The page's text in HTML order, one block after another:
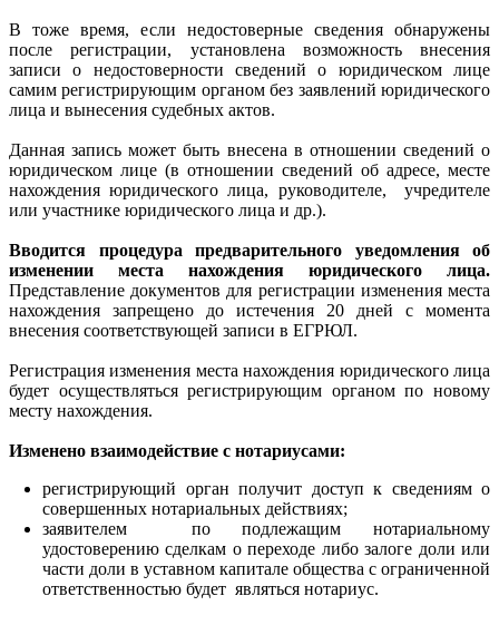
В тоже время, если недостоверные сведения обнаружены
после регистрации, установлена возможность внесения
записи о недостоверности сведений о юридическом лице
самим регистрирующим органом без заявлений юридического
лица и вынесения судебных актов.
Данная запись может быть внесена в отношении сведений о
юридическом лице (в отношении сведений об адресе, месте
нахождения юридического лица, руководителе, учредителе
или участнике юридического лица и др.).
Вводится процедура предварительного уведомления об
изменении места нахождения юридического лица.
Представление документов для регистрации изменения места
нахождения запрещено до истечения 20 дней с момента
внесения соответствующей записи в ЕГРЮЛ.
Регистрация изменения места нахождения юридического лица
будет осуществляться регистрирующим органом по новому
месту нахождения.
Изменено взаимодействие с нотариусами:
регистрирующий орган получит доступ к сведениям о
совершенных нотариальных действиях;
заявителем по подлежащим нотариальному
удостоверению сделкам о переходе либо залоге доли или
части доли в уставном капитале общества с ограниченной
ответственностью будет являться нотариус.